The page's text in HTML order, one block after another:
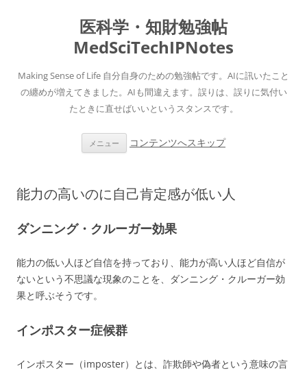
医科学・知財勉強帖
MedSciTechIPNotes
Making Sense of Life 自分自身のための勉強帖です。AIに訊いたこと
の纏めが増えてきました。AIも間違えます。誤りは、誤りに気付い
たときに直せばいいというスタンスです。
メニュー コンテンツへスキップ
能力の高いのに自己肯定感が低い人
ダンニング・クルーガー効果
能力の低い人ほど自信を持っており、能力が高い人ほど自信が
ないという不思議な現象のことを、ダンニング・クルーガー効
果と呼ぶそうです。
インポスター症候群
インポスター（imposter）とは、詐欺師や偽者という意味の言